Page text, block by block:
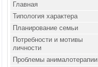
Главная
Типология характера
Планирование семьи
Потребности и мотивы
личности
Проблемы анималотерапии